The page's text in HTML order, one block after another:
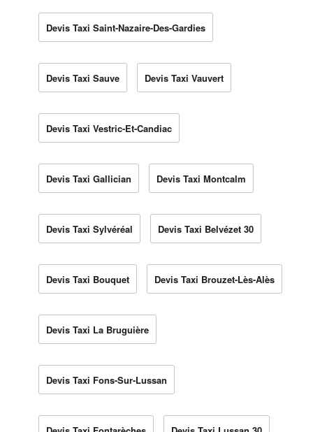
Devis Taxi Saint-Nazaire-Des-Gardies
Devis Taxi Sauve Devis Taxi Vauvert
Devis Taxi Vestric-Et-Candiac
Devis Taxi Gallician Devis Taxi Montcalm
Devis Taxi Sylvéréal Devis Taxi Belvézet 30
Devis Taxi Bouquet Devis Taxi Brouzet-Lès-Alès
Devis Taxi La Bruguière
Devis Taxi Fons-Sur-Lussan